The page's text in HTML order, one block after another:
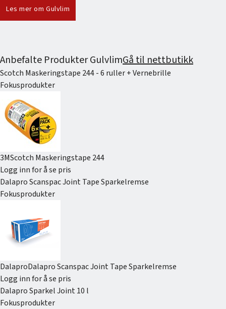
Les mer om Gulvlim
Anbefalte Produkter GulvlimGå til nettbutikk
Scotch Maskeringstape 244 - 6 ruller + Vernebrille
Fokusprodukter
3MScotch Maskeringstape 244
Logg inn for å se pris
Dalapro Scanspac Joint Tape Sparkelremse
Fokusprodukter
DalaproDalapro Scanspac Joint Tape Sparkelremse
Logg inn for å se pris
Dalapro Sparkel Joint 10 l
Fokusprodukter